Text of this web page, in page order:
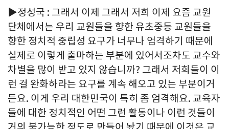
▶정성국 : 그래서 이제 그래서 저희 이제 요즘 교원
단체에서는 우리 교원들을 향한 유초중등 교원들을
향한 정치적 중립성 요구가 너무나 엄격하기 때문에
실제로 이렇게 출마하는 부분에 있어서조차도 교수와
차별을 많이 받고 있지 않습니까? 그래서 저희들이 이
런 걸 완화하라는 요구를 계속 해오고 있는 부분이거
든요. 이게 우리 대한민국이 특히 좀 엄격해요. 교육자
들에 대한 정치적인 어떤 그런 활동이나 이런 것들이